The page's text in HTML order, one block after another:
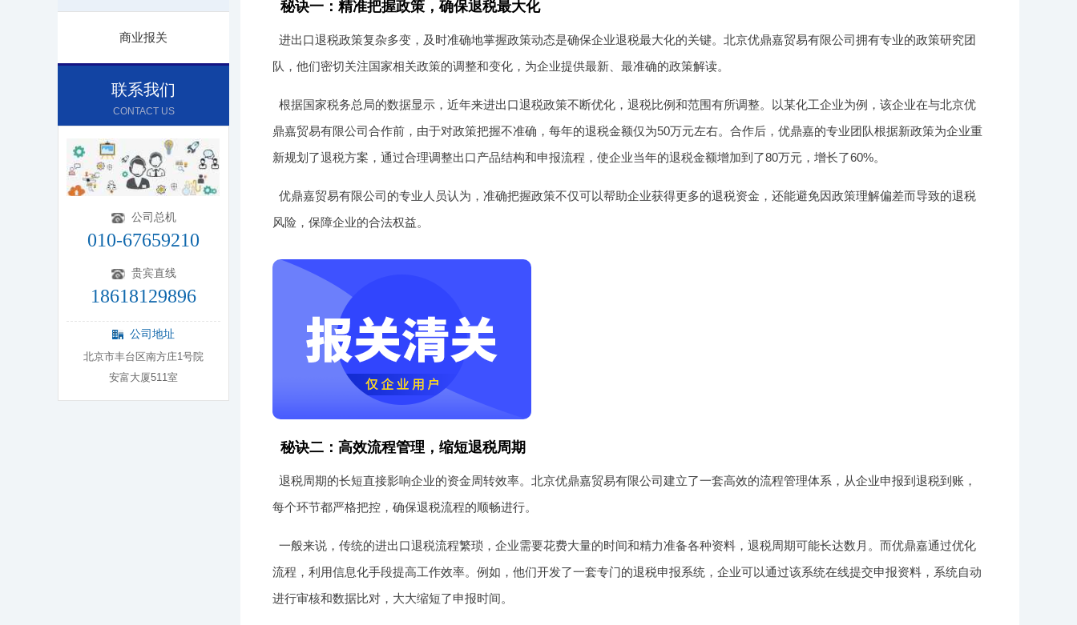
商业报关
联系我们
CONTACT US
公司总机
010-67659210
贵宾直线
18618129896
公司地址
北京市丰台区南方庄1号院
安富大厦511室
秘诀一：精准把握政策，确保退税最大化
进出口退税政策复杂多变，及时准确地掌握政策动态是确保企业退税最大化的关键。北京优鼎嘉贸易有限公司拥有专业的政策研究团
队，他们密切关注国家相关政策的调整和变化，为企业提供最新、最准确的政策解读。
根据国家税务总局的数据显示，近年来进出口退税政策不断优化，退税比例和范围有所调整。以某化工企业为例，该企业在与北京优
鼎嘉贸易有限公司合作前，由于对政策把握不准确，每年的退税金额仅为50万元左右。合作后，优鼎嘉的专业团队根据新政策为企业重
新规划了退税方案，通过合理调整出口产品结构和申报流程，使企业当年的退税金额增加到了80万元，增长了60%。
优鼎嘉贸易有限公司的专业人员认为，准确把握政策不仅可以帮助企业获得更多的退税资金，还能避免因政策理解偏差而导致的退税
风险，保障企业的合法权益。
秘诀二：高效流程管理，缩短退税周期
退税周期的长短直接影响企业的资金周转效率。北京优鼎嘉贸易有限公司建立了一套高效的流程管理体系，从企业申报到退税到账，
每个环节都严格把控，确保退税流程的顺畅进行。
一般来说，传统的进出口退税流程繁琐，企业需要花费大量的时间和精力准备各种资料，退税周期可能长达数月。而优鼎嘉通过优化
流程，利用信息化手段提高工作效率。例如，他们开发了一套专门的退税申报系统，企业可以通过该系统在线提交申报资料，系统自动
进行审核和数据比对，大大缩短了申报时间。